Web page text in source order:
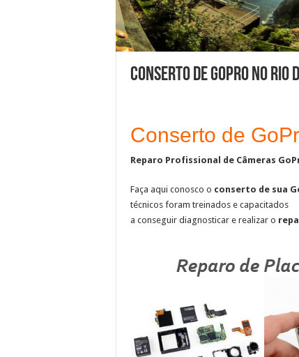
Conserto de GoPro no Rio
Conserto de
Reparo Profissional de Câmeras
Faça aqui conosco o conserto de sua
técnicos foram treinados e capacitados
a conseguir diagnosticar e realizar o